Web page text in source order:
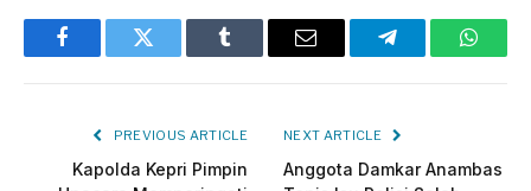
FacebookTwitter Tumblr Email Telegram
PREVIOUS ARTICLE
Kapolda Kepri Pimpin
NEXT ARTICLE
Anggota Damkar Anambas